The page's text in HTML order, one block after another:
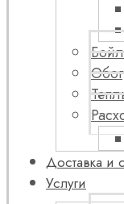
Доставка и
Услуги